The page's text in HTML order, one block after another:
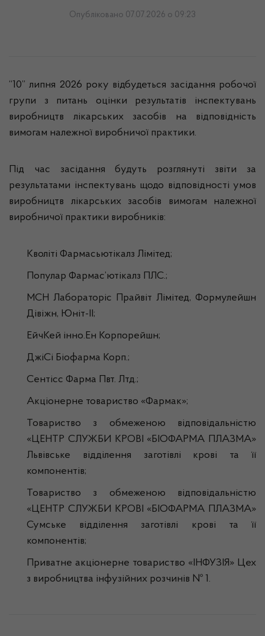
Опубліковано 07.07.2026 о 09:23
“10” липня 2026 року відбудеться засідання робочої
групи з питань оцінки результатів інспектувань
виробництв лікарських засобів на відповідність
вимогам належної виробничої практики.
Під час засідання будуть розглянуті звіти за
результатами інспектувань щодо відповідності умов
виробництв лікарських засобів вимогам належної
виробничої практики виробників:
Кволіті Фармасьютікалз Лімітед;
Популар Фармас’ютікалз ПЛС.;
МСН Лабораторіс Прайвіт Лімітед, Формулейшн
Дівіжн, Юніт-II;
ЕйчКей інно.Ен Корпорейшн;
ДжіСі Біофарма Корп.;
Сентісс Фарма Пвт. Лтд.;
Акціонерне товариство «Фармак»;
Товариство з обмеженою відповідальністю
«ЦЕНТР СЛУЖБИ КРОВІ «БІОФАРМА ПЛАЗМА»
Львівське відділення заготівлі крові та її
компонентів;
Товариство з обмеженою відповідальністю
«ЦЕНТР СЛУЖБИ КРОВІ «БІОФАРМА ПЛАЗМА»
Сумське відділення заготівлі крові та її
компонентів;
Приватне акціонерне товариство «ІНФУЗІЯ» Цех
з виробництва інфузійних розчинів № 1.